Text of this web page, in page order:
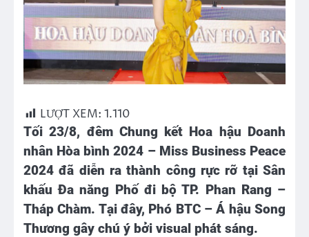
LƯỢT XEM: 1.110
Tối 23/8, đêm Chung kết Hoa hậu Doanh
nhân Hòa bình 2024 – Miss Business Peace
2024 đã diễn ra thành công rực rỡ tại Sân
khấu Đa năng Phố đi bộ TP. Phan Rang –
Tháp Chàm. Tại đây, Phó BTC – Á hậu Song
Thương gây chú ý bởi visual phát sáng.